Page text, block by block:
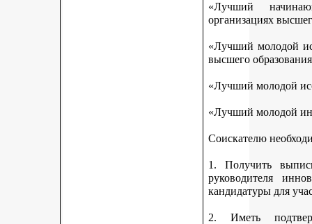
«Лучший
организациях
«Лучший молодой
высшего
«Лучший молодой
«Лучший молодой
Соискателю
1. Получить
руководителя
кандидатуры для
2. Иметь